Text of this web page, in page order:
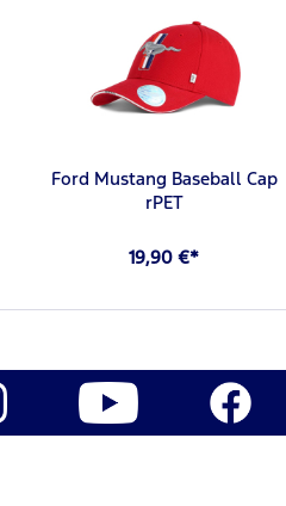
Ford Mustang Baseball Cap
rPET
19,90 €*